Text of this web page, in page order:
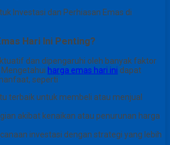
Hari Ini Penting?
dan dipengaruhi oleh banyak faktor
harga emas hari ini dapat
seperti
terbaik untuk membeli atau menjual
akibat kenaikan atau penurunan harga
investasi dengan strategi yang lebih